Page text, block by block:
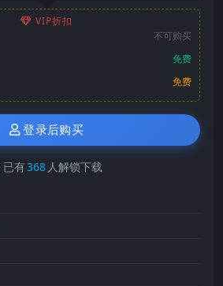
VIP折扣
不可购买
免费
免费
登录后购买
已有368 人解锁下载